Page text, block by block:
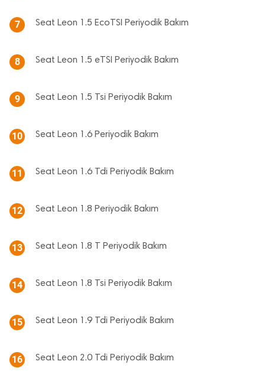
7 Seat Leon 1.5 EcoTSI Periyodik Bakım
8 Seat Leon 1.5 eTSI Periyodik Bakım
9 Seat Leon 1.5 Tsi Periyodik Bakım
10 Seat Leon 1.6 Periyodik Bakım
11 Seat Leon 1.6 Tdi Periyodik Bakım
12 Seat Leon 1.8 Periyodik Bakım
13 Seat Leon 1.8 T Periyodik Bakım
14 Seat Leon 1.8 Tsi Periyodik Bakım
15 Seat Leon 1.9 Tdi Periyodik Bakım
16 Seat Leon 2.0 Tdi Periyodik Bakım